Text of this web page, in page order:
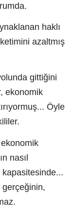
haklı
azaltmış
gittiğini
ekonomik
Öyle
nasıl
kapasitesinde...
gerçeğinin,